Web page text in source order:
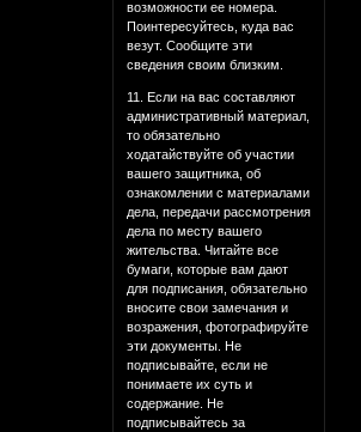
возможности ее номера.
Поинтересуйтесь, куда вас
везут. Сообщите эти
сведения своим близким.
11. Если на вас составляют
административный материал,
то обязательно
ходатайствуйте об участии
вашего защитника, об
ознакомлении с материалами
дела, передачи рассмотрения
дела по месту вашего
жительства. Читайте все
бумаги, которые вам дают
для подписания, обязательно
вносите свои замечания и
возражения, фотографируйте
эти документы. Не
подписывайте, если не
понимаете их суть и
содержание. Не
подписывайтесь за